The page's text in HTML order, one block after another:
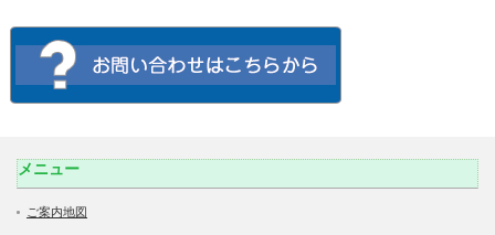
メニュー
ご案内地図